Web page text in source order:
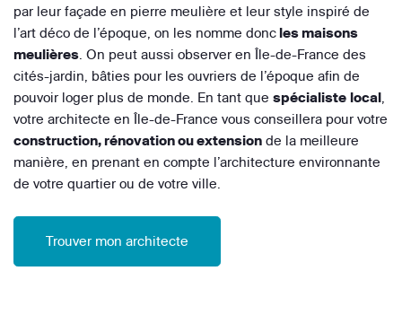
par leur façade en pierre meulière et leur style inspiré de
l’art déco de l’époque, on les nomme doncles maisons
meulières. On peut aussi observer en Île-de-France des
cités-jardin, bâties pour les ouvriers de l’époque afin de
pouvoir loger plus de monde. En tant que spécialiste local,
votre architecte en Île-de-France vous conseillera pour votre
construction, rénovation ou extension de la meilleure
manière, en prenant en compte l’architecture environnante
de votre quartier ou de votre ville.
Trouver mon architecte